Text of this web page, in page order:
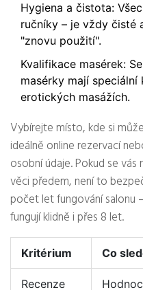
Hygiena a čistota:
ručníky – je vždy čisté
"znovu použití".
Kvalifikace masérek:
masérky mají
erotických masážích.
Vybírejte místo, kde si
ideálně online rezervací
osobní údaje. Pokud se
věci předem, není to
počet let fungování salonu
fungují klidně i přes 8 let.
Kritérium Co
Recenze